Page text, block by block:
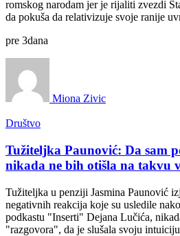
romskog narodam jer je rijaliti zvezdi
da pokuša da relativizuje svoje ranije
pre 3dana
Miona Zivic
Društvo
Tužiteljka Paunović: Da sam
nikada ne bih otišla na takvu
Tužiteljka u penziji Jasmina Paunović
negativnih reakcija koje su usledile
podkastu "Inserti" Dejana Lučića,
"razgovora", da je slušala svoju